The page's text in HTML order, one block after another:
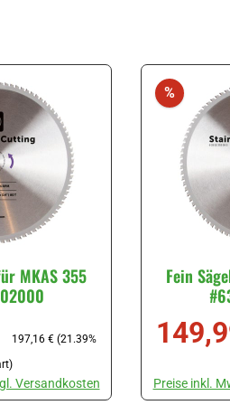
um die Anzahl zu erhöhen
MKAS 355
Regulärer Preis:
197,16 € (21.39%
Versandkosten
gewünschten Wert ein oder
%Rabatt
Fein
Preise inkl.
Produkt